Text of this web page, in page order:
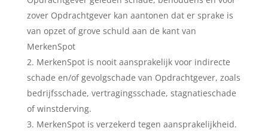
zover Opdrachtgever kan aantonen dat er sprake is
van opzet of grove schuld aan de kant van
MerkenSpot
MerkenSpot is nooit aansprakelijk voor indirecte
schade en/of gevolgschade van Opdrachtgever, zoals
bedrijfsschade, vertragingsschade, stagnatieschade
of winstderving.
MerkenSpot is verzekerd tegen aansprakelijkheid.